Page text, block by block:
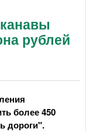
рублей
более 450
дороги".